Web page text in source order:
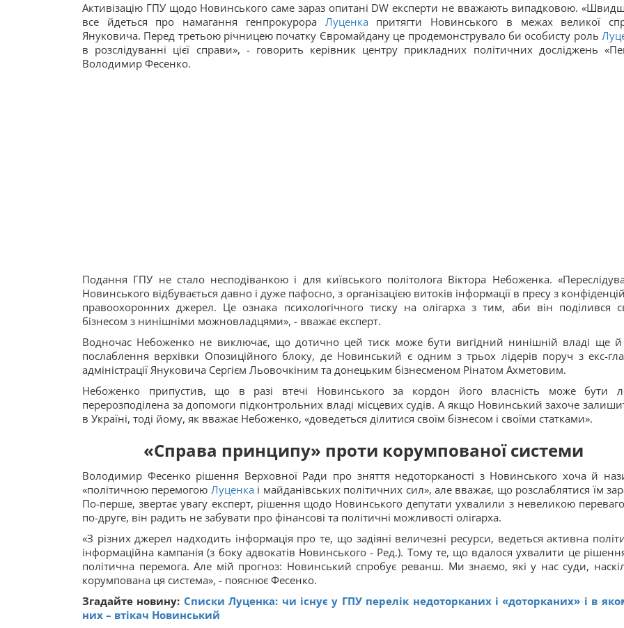
Активізацію ГПУ щодо Новинського саме зараз опитані DW експерти не вважають випадковою.
все йдеться про намагання генпрокурора Луценка притягти Новинського в межах великої
Януковича. Перед третьою річницею початку Євромайдану це продемонструвало би особисту роль
в розслідуванні цієї справи», - говорить керівник центру прикладних політичних досліджень
Володимир Фесенко.
Подання ГПУ не стало несподіванкою і для київського політолога Віктора Небоженка.
Новинського відбувається давно і дуже пафосно, з організацією витоків інформації в пресу з
правоохоронних джерел. Це ознака психологічного тиску на олігарха з тим, аби він поділився
бізнесом з нинішніми можновладцями», - вважає експерт.
Водночас Небоженко не виключає, що дотично цей тиск може бути вигідний нинішній владі ще
послаблення верхівки Опозиційного блоку, де Новинський є одним з трьох лідерів поруч з екс-
адміністрації Януковича Сергієм Льовочкіним та донецьким бізнесменом Рінатом Ахметовим.
Небоженко припустив, що в разі втечі Новинського за кордон його власність може бути
перерозподілена за допомоги підконтрольних владі місцевих судів. А якщо Новинський захоче
в Україні, тоді йому, як вважає Небоженко, «доведеться ділитися своїм бізнесом і своїми статками».
«Справа принципу» проти корумпованої системи
Володимир Фесенко рішення Верховної Ради про зняття недоторканості з Новинського хоча й
«політичною перемогою Луценка і майданівських політичних сил», але вважає, що розслаблятися їм
По-перше, звертає увагу експерт, рішення щодо Новинського депутати ухвалили з невеликою
по-друге, він радить не забувати про фінансові та політичні можливості олігарха.
«З різних джерел надходить інформація про те, що задіяні величезні ресурси, ведеться активна
інформаційна кампанія (з боку адвокатів Новинського - Ред.). Тому те, що вдалося ухвалити це
політична перемога. Але мій прогноз: Новинський спробує реванш. Ми знаємо, які у нас суди,
корумпована ця система», - пояснює Фесенко.
Згадайте новину: Списки Луценка: чи існує у ГПУ перелік недоторканих і «доторканих» і в
них – втікач Новинський